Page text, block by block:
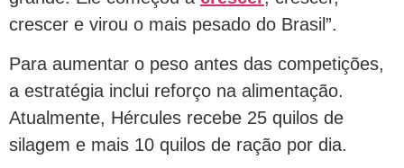
crescer e virou o mais pesado do Brasil”.
Para aumentar o peso antes das competições,
a estratégia inclui reforço na alimentação.
Atualmente, Hércules recebe 25 quilos de
silagem e mais 10 quilos de ração por dia.